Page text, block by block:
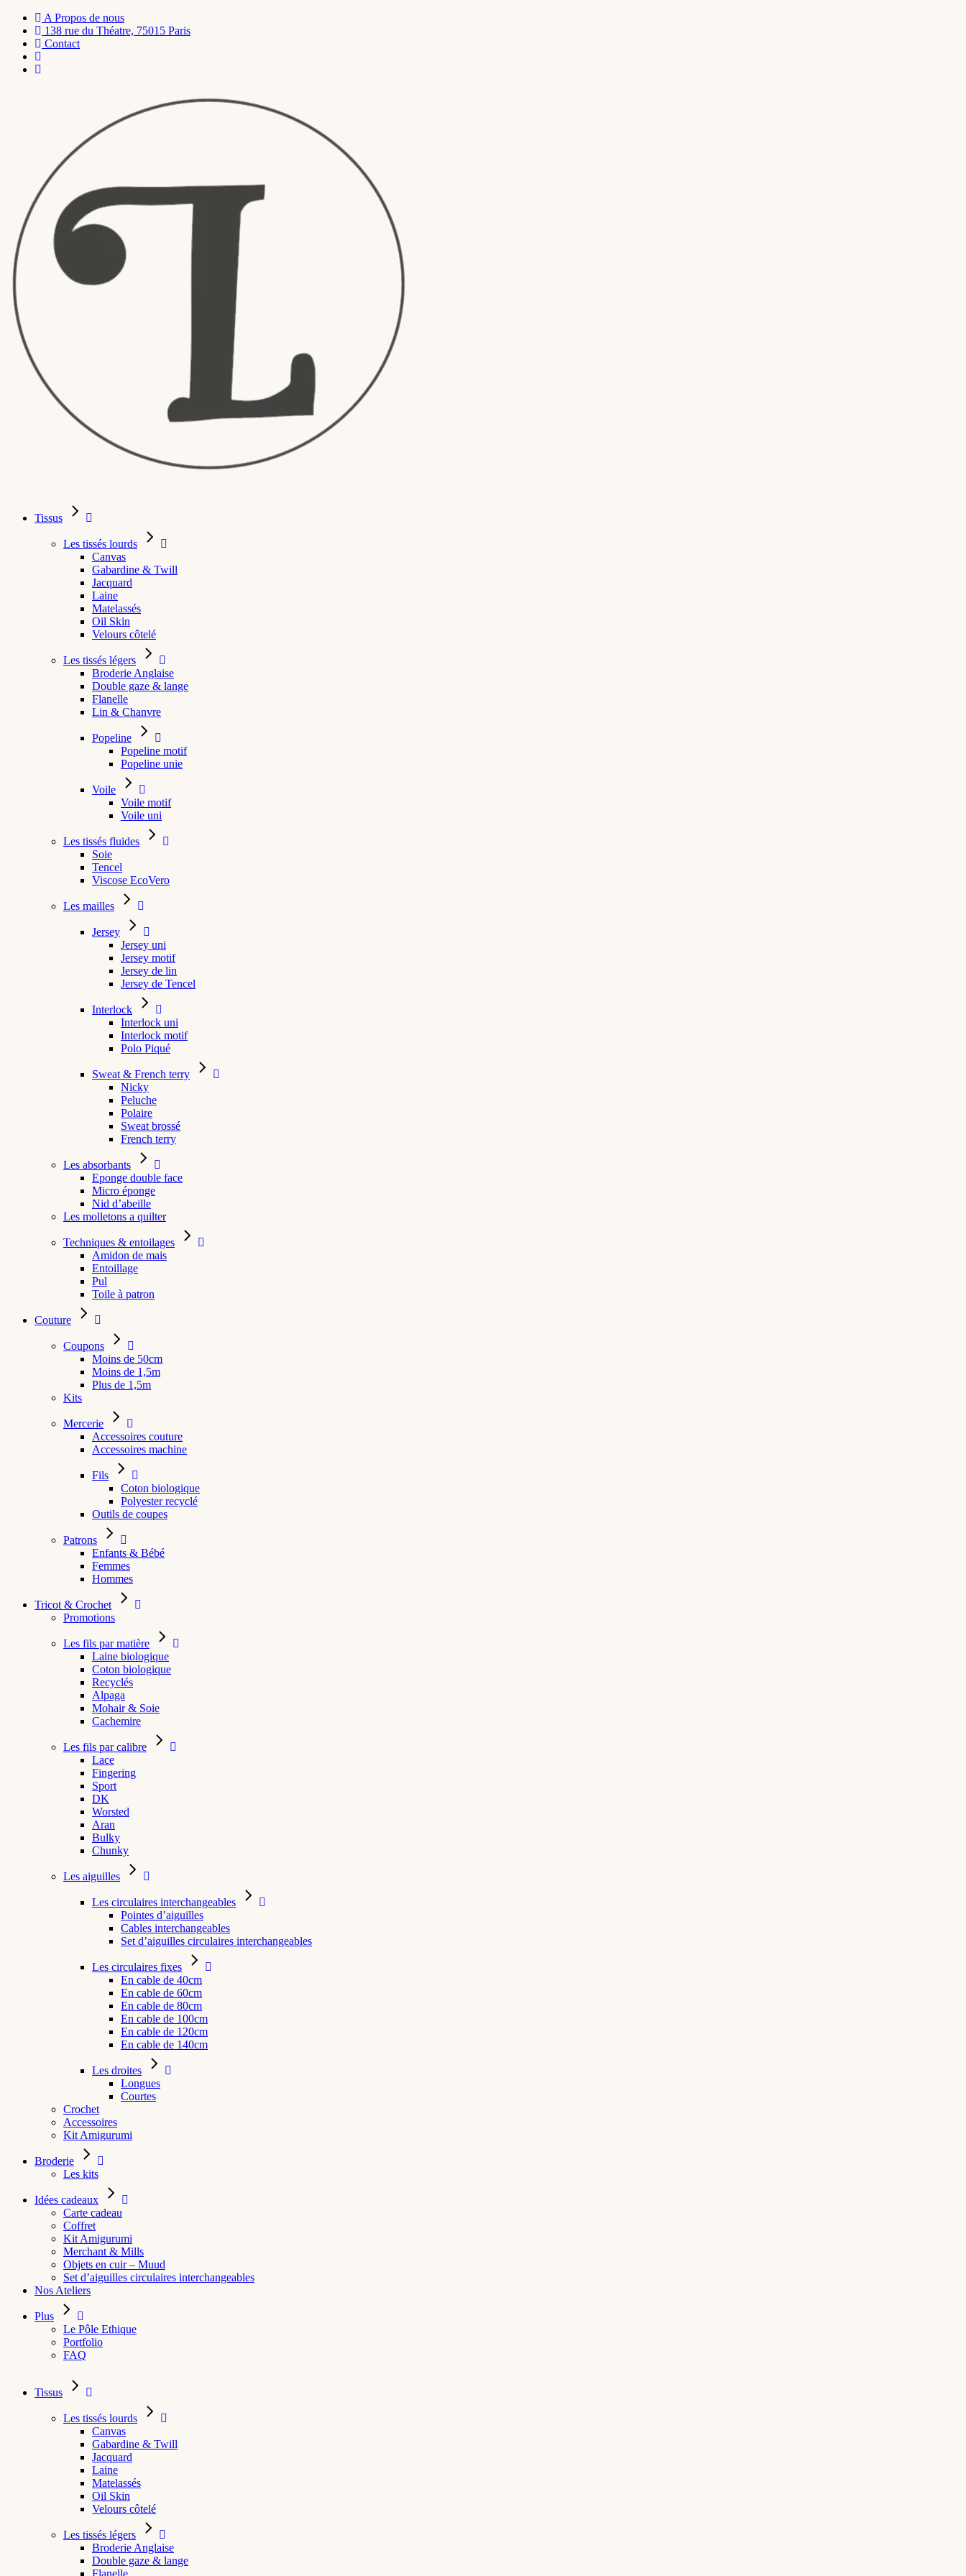
A Propos de nous
138 rue du Théatre, 75015 Paris
Contact
Tissus
Les tissés lourds
Canvas
Gabardine & Twill
Jacquard
Laine
Matelassés
Oil Skin
Velours côtelé
Les tissés légers
Broderie Anglaise
Double gaze & lange
Flanelle
Lin & Chanvre
Popeline
Popeline motif
Popeline unie
Voile
Voile motif
Voile uni
Les tissés fluides
Soie
Tencel
Viscose EcoVero
Les mailles
Jersey
Jersey uni
Jersey motif
Jersey de lin
Jersey de Tencel
Interlock
Interlock uni
Interlock motif
Polo Piqué
Sweat & French terry
Nicky
Peluche
Polaire
Sweat brossé
French terry
Les absorbants
Eponge double face
Micro éponge
Nid d’abeille
Les molletons a quilter
Techniques & entoilages
Amidon de mais
Entoillage
Pul
Toile à patron
Couture
Coupons
Moins de 50cm
Moins de 1,5m
Plus de 1,5m
Kits
Mercerie
Accessoires couture
Accessoires machine
Fils
Coton biologique
Polyester recyclé
Outils de coupes
Patrons
Enfants & Bébé
Femmes
Hommes
Tricot & Crochet
Promotions
Les fils par matière
Laine biologique
Coton biologique
Recyclés
Alpaga
Mohair & Soie
Cachemire
Les fils par calibre
Lace
Fingering
Sport
DK
Worsted
Aran
Bulky
Chunky
Les aiguilles
Les circulaires interchangeables
Pointes d’aiguilles
Cables interchangeables
Set d’aiguilles circulaires interchangeables
Les circulaires fixes
En cable de 40cm
En cable de 60cm
En cable de 80cm
En cable de 100cm
En cable de 120cm
En cable de 140cm
Les droites
Longues
Courtes
Crochet
Accessoires
Kit Amigurumi
Broderie
Les kits
Idées cadeaux
Carte cadeau
Coffret
Kit Amigurumi
Merchant & Mills
Objets en cuir – Muud
Set d’aiguilles circulaires interchangeables
Nos Ateliers
Plus
Le Pôle Ethique
Portfolio
FAQ
Tissus
Les tissés lourds
Canvas
Gabardine & Twill
Jacquard
Laine
Matelassés
Oil Skin
Velours côtelé
Les tissés légers
Broderie Anglaise
Double gaze & lange
Flanelle